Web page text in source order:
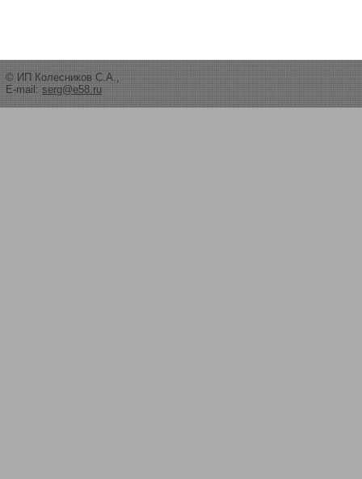
© ИП Колесников С.А.,
E-mail: serg@e58.ru